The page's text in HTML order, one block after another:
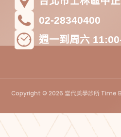
02-28340400
週一到周六
Copyright © 2026 當代美學診所 Time